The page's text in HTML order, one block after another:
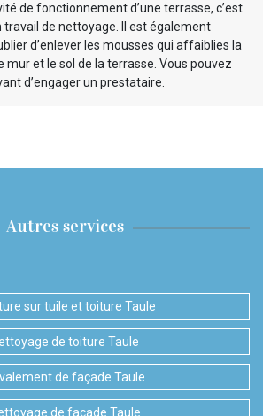
de fonctionnement d’une terrasse, c’est
travail de nettoyage. Il est également
d’enlever les mousses qui affaiblies la
mur et le sol de la terrasse. Vous pouvez
d’engager un prestataire.
Autres services
sur tuile et toiture Taule
de toiture Taule
de façade Taule
de façade Taule